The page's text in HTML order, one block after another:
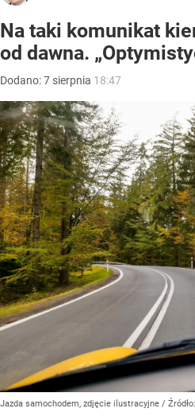
Na taki komunikat
od dawna.
Dodano:7 sierpnia 18:47
Jazda samochodem, zdjęcie ilustracyjne / Źródło: